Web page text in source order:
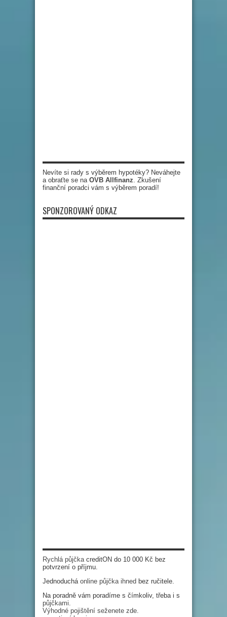
Nevíte si rady s výběrem hypotéky? Neváhejte
a obraťte se na OVB Allfinanz. Zkušení
finanční poradci vám s výběrem poradí!
SPONZOROVANÝ ODKAZ
Rychlá půjčkacreditON do 10 000 Kč bez
potvrzení o příjmu.
Jednoduchá online půjčka ihned bez ručitele.
Na poradně vám poradíme s čímkoliv, třeba i s
půjčkami.
Výhodné pojištění seženete zde.